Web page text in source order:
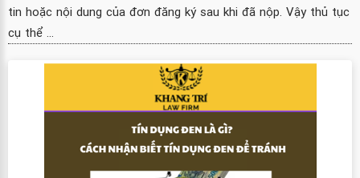
tin hoặc nội dung của đơn đăng ký sau khi đã nộp. Vậy thủ tục
cụ thể ...